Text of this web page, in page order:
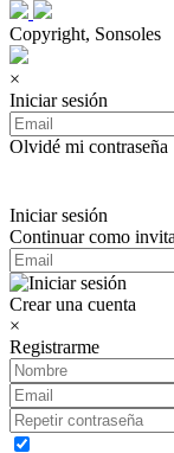
Copyright, Sonsoles
×
Iniciar sesión
Olvidé mi contraseña
Iniciar sesión
Continuar como
Crear una cuenta
×
Registrarme